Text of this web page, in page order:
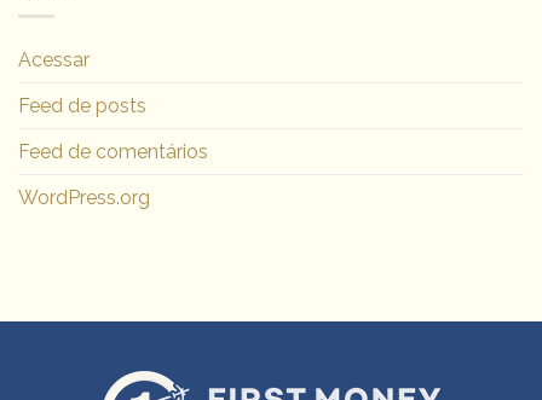
Acessar
Feed de posts
Feed de comentários
WordPress.org